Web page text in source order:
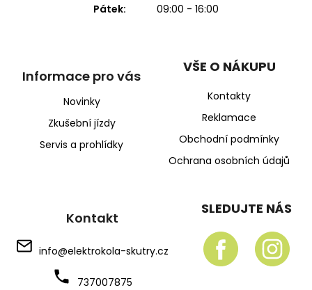
Pátek:
09:00 - 16:00
Informace pro vás
Novinky
Zkušební jízdy
Servis a prohlídky
VŠE O NÁKUPU
Kontakty
Reklamace
Obchodní podmínky
Ochrana osobních údajů
Kontakt
info@elektrokola-skutry.cz
737007875
SLEDUJTE NÁS